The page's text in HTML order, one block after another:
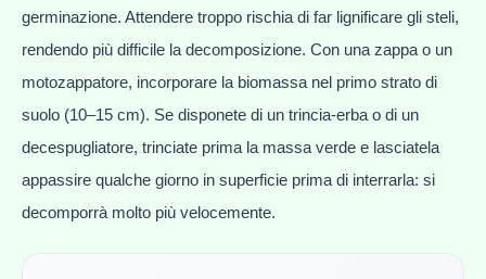
germinazione. Attendere troppo rischia di far lignificare gli steli,
rendendo più difficile la decomposizione. Con una zappa o un
motozappatore, incorporare la biomassa nel primo strato di
suolo (10–15 cm). Se disponete di un trincia-erba o di un
decespugliatore, trinciate prima la massa verde e lasciatela
appassire qualche giorno in superficie prima di interrarla: si
decomporrà molto più velocemente.